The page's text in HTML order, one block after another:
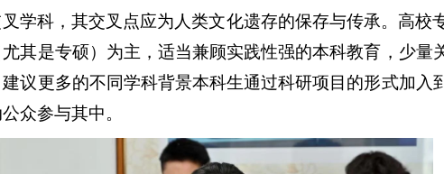
学科，其交叉点应为人类文化遗存的保存与传承。高校
其是专硕）为主，适当兼顾实践性强的本科教育，少量
议更多的不同学科背景本科生通过科研项目的形式加入
众参与其中。